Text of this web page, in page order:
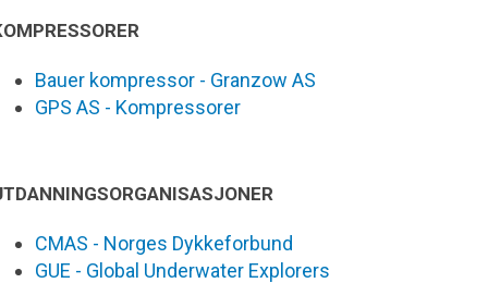
Bauer kompressor - Granzow AS
GPS AS - Kompressorer
CMAS - Norges Dykkeforbund
GUE - Global Underwater Explorers